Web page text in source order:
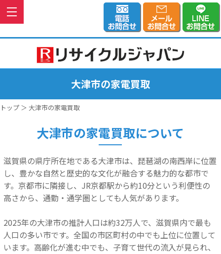
大津市の家電買取
トップ ＞ 大津市の家電買取
大津市の家電買取について
滋賀県の県庁所在地である大津市は、琵琶湖の南西岸に位置
し、豊かな自然と歴史的な文化が融合する魅力的な都市で
す。京都市に隣接し、JR京都駅から約10分という利便性の
高さから、通勤・通学圏としても人気があります。
2025年の大津市の推計人口は約32万人で、滋賀県内で最も
人口の多い市です。全国の市区町村の中でも上位に位置して
います。高齢化が進む中でも、子育て世代の流入が見られ、